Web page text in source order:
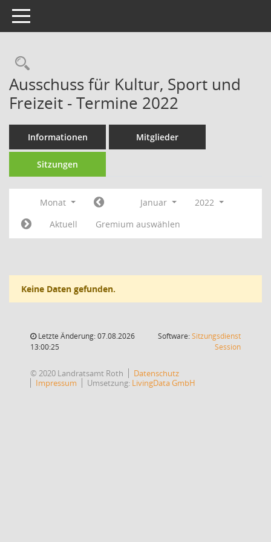
Toggle navigation
Rechercheauswahl
Ausschuss für Kultur, Sport und
Freizeit - Termine 2022
Informationen Mitglieder
Sitzungen
Monat Januar
2022
Aktuell
Gremium auswählen
Keine Daten gefunden.
Letzte Änderung: 07.08.2026
13:00:25
Software:Sitzungsdienst
Session(Wird in
© 2020 Landratsamt Roth
Datenschutz
Impressum
Umsetzung: LivingData GmbH